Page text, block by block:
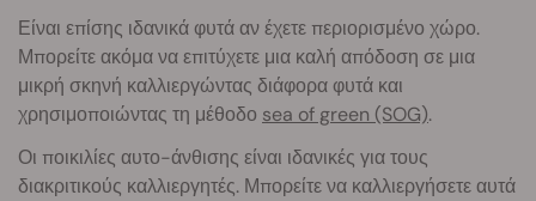
Είναι επίσης ιδανικά φυτά αν έχετε περιορισμένο χώρο.
Μπορείτε ακόμα να επιτύχετε μια καλή απόδοση σε μια
μικρή σκηνή καλλιεργώντας διάφορα φυτά και
χρησιμοποιώντας τη μέθοδο sea of green (SOG).
Οι ποικιλίες αυτο-άνθισης είναι ιδανικές για τους
διακριτικούς καλλιεργητές. Μπορείτε να καλλιεργήσετε αυτά